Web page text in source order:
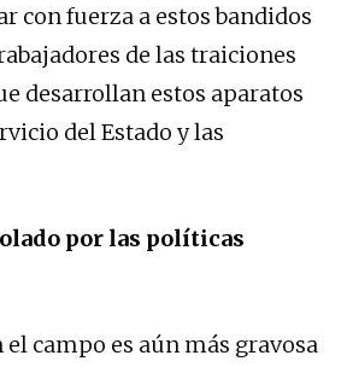
con fuerza a estos bandidos
de las traiciones
desarrollan estos aparatos
del Estado y las
por las políticas
campo es aún más gravosa